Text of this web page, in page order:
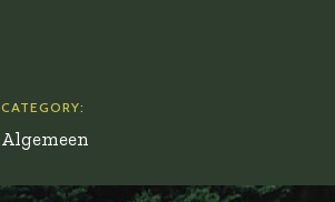
CATEGORY:
Algemeen